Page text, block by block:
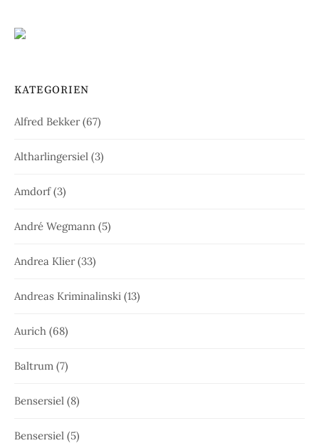
KATEGORIEN
Alfred Bekker(67)
Altharlingersiel (3)
Amdorf(3)
André Wegmann (5)
Andrea Klier(33)
Andreas Kriminalinski (13)
Aurich (68)
Baltrum (7)
Bensersiel (8)
Bensersiel (5)